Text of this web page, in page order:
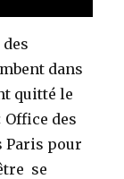
dans
quitté le
Office des
Paris pour
se